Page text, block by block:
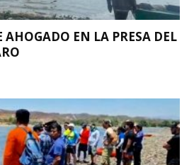
AHOGADO EN LA PRESA DEL